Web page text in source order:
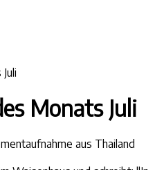
Monats Juli
aus Thailand